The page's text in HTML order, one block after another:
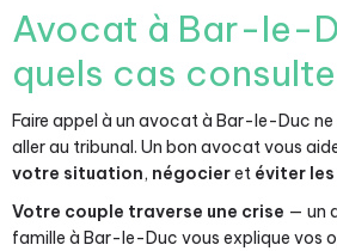
Avocat à Bar-le-
quels cas
Faire appel à un avocat à Bar-le-Duc
aller au tribunal. Un bon avocat vous
votre situation, négocieret éviter
Votre couple traverse une crise — un
famille à Bar-le-Duc vous explique vos